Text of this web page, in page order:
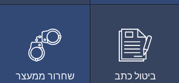
ביטול כתב
שחרור ממעצר